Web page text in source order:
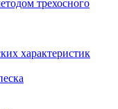
трехосного
характеристик